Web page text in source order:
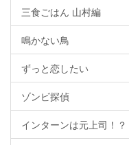
三食ごはん 山村編
鳴かない鳥
ずっと恋したい
ゾンビ探偵
インターンは元上司！？